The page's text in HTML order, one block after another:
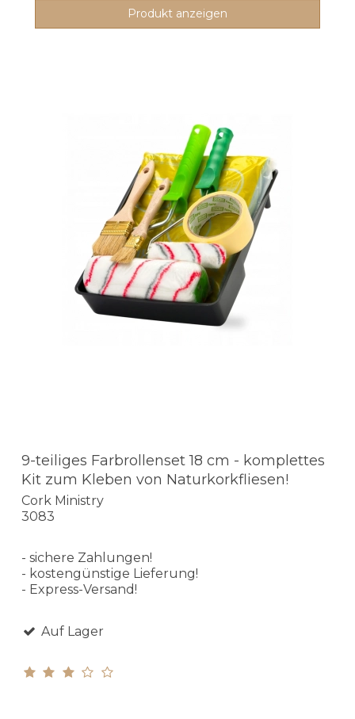
Produkt anzeigen
9-teiliges Farbrollenset 18 cm - komplettes
Kit zum Kleben von Naturkorkfliesen!
Cork Ministry
3083
- sichere Zahlungen!
- kostengünstige Lieferung!
- Express-Versand!
Auf Lager